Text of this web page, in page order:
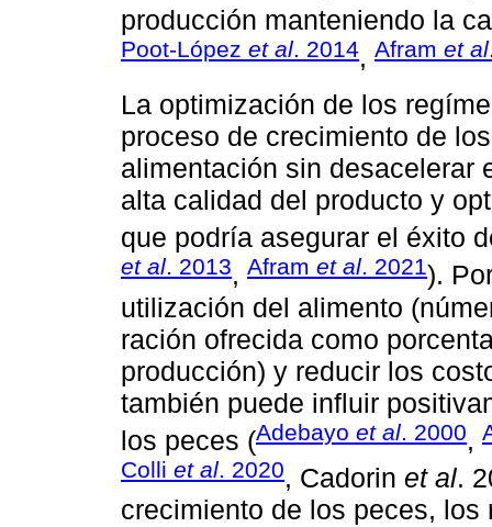
producción manteniendo la
Poot-López et al. 2014, Afram et al
La optimización de los
proceso de crecimiento de
alimentación sin desacelerar
alta calidad del producto y
que podría asegurar el éxito
et al. 2013, Afram et al. 2021).
utilización del alimento
ración ofrecida como
producción) y reducir los
también puede influir
los peces (Adebayo et al. 2000,
Colli et al. 2020, Cadorin et al.
crecimiento de los peces,